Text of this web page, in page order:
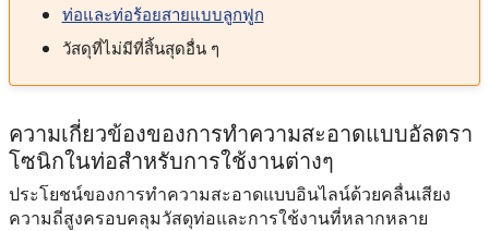
ท่อและท่อร้อยสายแบบลูกฟูก
วัสดุที่ไม่มีที่สิ้นสุดอื่น ๆ
ความเกี่ยวข้องของการทำความสะอาดแบบอัลตรา
โซนิกในท่อสำหรับการใช้งานต่างๆ
ประโยชน์ของการทำความสะอาดแบบอินไลน์ด้วยคลื่นเสียง
ความถี่สูงครอบคลุมวัสดุท่อและการใช้งานที่หลากหลาย